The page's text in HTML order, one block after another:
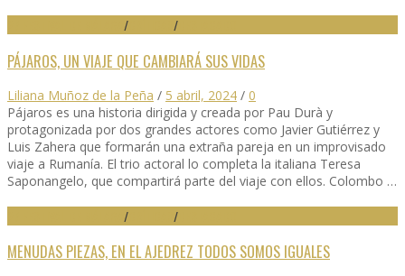
/ /
PÁJAROS, UN VIAJE QUE CAMBIARÁ SUS VIDAS
Liliana Muñoz de la Peña / 5 abril, 2024 / 0
Pájaros es una historia dirigida y creada por Pau Durà y
protagonizada por dos grandes actores como Javier Gutiérrez y
Luis Zahera que formarán una extraña pareja en un improvisado
viaje a Rumanía. El trio actoral lo completa la italiana Teresa
Saponangelo, que compartirá parte del viaje con ellos. Colombo …
/ /
MENUDAS PIEZAS, EN EL AJEDREZ TODOS SOMOS IGUALES